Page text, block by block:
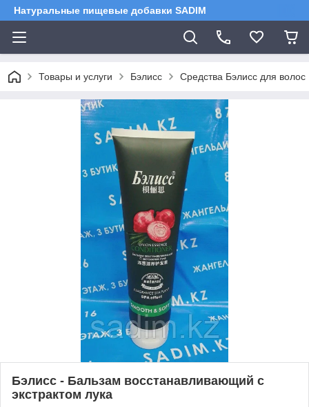
Натуральные пищевые добавки SADIM
Товары и услуги Бэлисс Средства Бэлисс для волос
Бэлисс - Бальзам восстанавливающий с
экстрактом лука